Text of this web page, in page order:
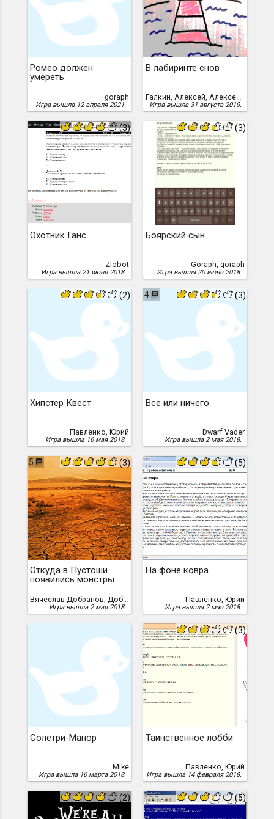
Ромео должен
умереть
goraph
Игра вышла 12 апреля 2021.
В лабиринте снов
Галкин, Алексей, Алексей Галкин
Игра вышла 31 августа 2019.
(3)
Охотник Ганс
Zlobot
Игра вышла 21 июня 2018.
(3)
Боярский сын
Goraph, goraph
Игра вышла 20 июня 2018.
(2)
Хипстер Квест
Павленко, Юрий
Игра вышла 16 мая 2018.
4 (3)
Все или ничего
Dwarf Vader
Игра вышла 2 мая 2018.
5 (3)
Откуда в Пустоши
появились монстры
Вячеслав Добранов, Добранов, Вячеслав
Игра вышла 2 мая 2018.
(5)
На фоне ковра
Павленко, Юрий
Игра вышла 2 мая 2018.
Солетри-Манор
Mike
Игра вышла 16 марта 2018.
(3)
Таинственное лобби
Павленко, Юрий
Игра вышла 14 февраля 2018.
(2) (5)